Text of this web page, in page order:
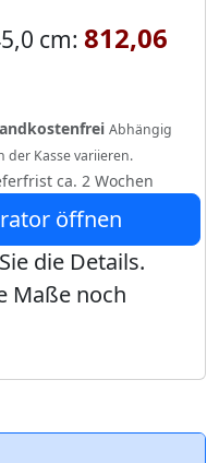
cm: 812,06
Abhängig
der Kasse variieren.
ca. 2 Wochen
öffnen
die Details.
Maße noch